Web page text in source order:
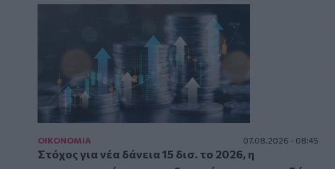
ΟΙΚΟΝΟΜΙΑ 07.08.2026 - 08:45
Στόχος για νέα δάνεια 15 δισ. το 2026, η